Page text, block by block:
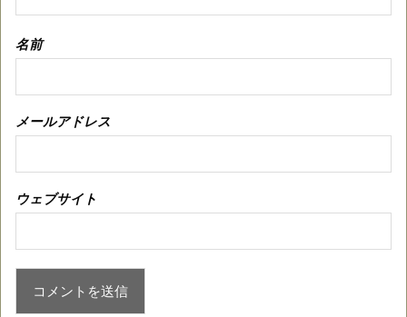
名前
メールアドレス
ウェブサイト